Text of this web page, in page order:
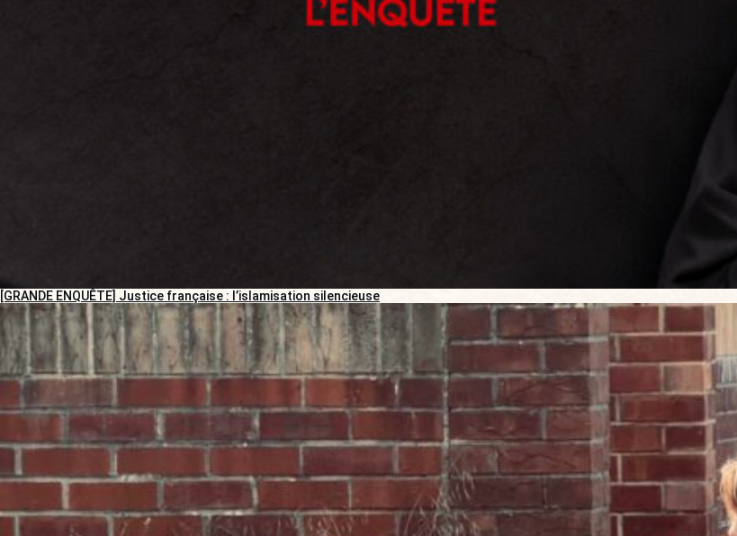
[GRANDE ENQUÊTE] Justice française : l’islamisation silencieuse